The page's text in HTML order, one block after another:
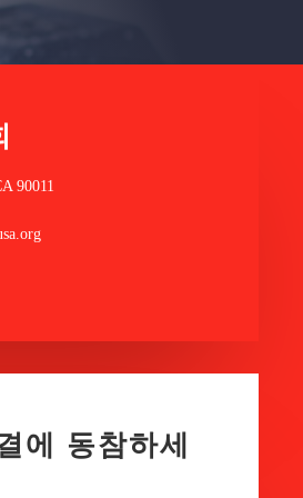
90011
에 동참하세